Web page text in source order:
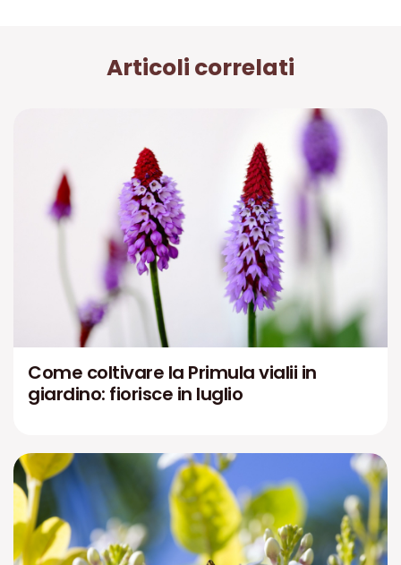
Articoli correlati
Come coltivare la Primula vialii in
giardino: fiorisce in luglio